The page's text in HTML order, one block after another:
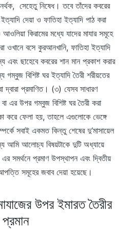
সেহেতু নিষেধ। তবে তাঁদের কবরের
ইত্যাদি দেয়া ও ফাতিহা ইত্যাদি পাঠ করা
কিরামের মধ্যে যাদের মাযার সমূহে
ওখানে বসে কুরআনখানি, ফাতিহা ইত্যাদি
ছাহেবে কবরের শান মান প্রকাশ করার
বিশিষ্ট ঘর ইত্যাদি তৈরী শরীয়তের
দ্বারা প্রমাণিত। (৩) যেসব সাধারণ
এর উপর গম্বুজ বিশিষ্ট ঘর তৈরী করা
করে ফেলা হয়, তাহলে এগুলোকে ভেঙ্গে
সবাই একমত কিন্তু শেষের দু’মাসায়েল
আলোচ্য বিষয়টাকে দুটি অধ্যায়ে
সমর্থনে প্রমাণ উপস্থাপন এবং দ্বিতীয়
সমূহের জবাব দেয়া হয়েছে।
উপর ইমারত তৈরীর
প্রমান